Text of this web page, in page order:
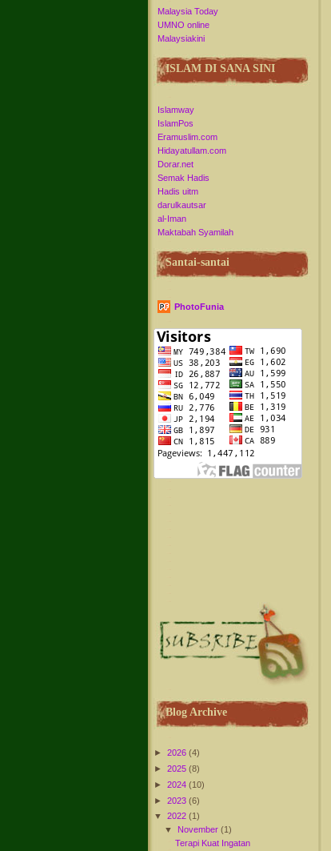
Malaysia Today
UMNO online
Malaysiakini
ISLAM DI SANA SINI
Islamway
IslamPos
Eramuslim.com
Hidayatullam.com
Dorar.net
Semak Hadis
Hadis uitm
darulkautsar
al-Iman
Maktabah Syamilah
Santai-santai
PhotoFunia
Blog Archive
► 2026 (4)
► 2025 (8)
► 2024 (10)
► 2023 (6)
▼
2022 (1)
▼
November(1)
Terapi Kuat Ingatan